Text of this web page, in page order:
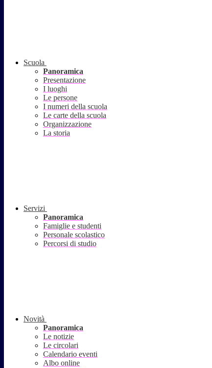
Scuola
Panoramica
Presentazione
I luoghi
Le persone
I numeri della scuola
Le carte della scuola
Organizzazione
La storia
Servizi
Panoramica
Famiglie e studenti
Personale scolastico
Percorsi di studio
Novità
Panoramica
Le notizie
Le circolari
Calendario eventi
Albo online